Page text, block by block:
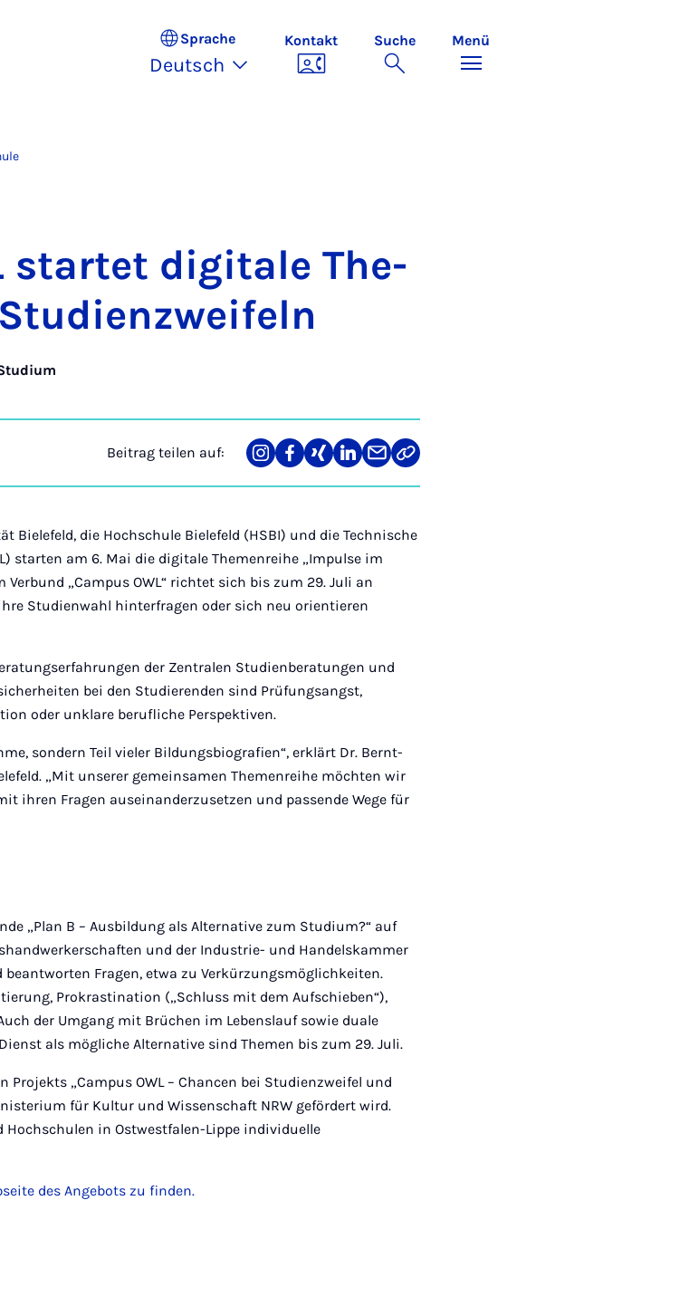
Sprache
Deutsch
Kontakt Suche Menü
star­tet di­gi­ta­le The­
Beitrag teilen auf:
Teilen
auf
Teilen
auf
Teilen
auf
Teilen
auf
Teilen
über
Mail
Link
kopieren
Bielefeld, die Hochschule Bielefeld (HSBI) und die Technische
starten am 6. Mai die digitale Themenreihe „Impulse im
„Campus OWL“ richtet sich bis zum 29. Juli an
Studienwahl hinterfragen oder sich neu orientieren
der Zentralen Studienberatungen und
bei den Studierenden sind Prüfungsangst,
oder unklare berufliche Perspektiven.
sondern Teil vieler Bildungsbiografien“, erklärt Dr. Bernt-
„Mit unserer gemeinsamen Themenreihe möchten wir
ihren Fragen auseinanderzusetzen und passende Wege für
„Plan B – Ausbildung als Alternative zum Studium?“ auf
und der Industrie- und Handelskammer
Fragen, etwa zu Verkürzungsmöglichkeiten.
Prokrastination („Schluss mit dem Aufschieben“),
der Umgang mit Brüchen im Lebenslauf sowie duale
als mögliche Alternative sind Themen bis zum 29. Juli.
Projekts „Campus OWL – Chancen bei Studienzweifel und
für Kultur und Wissenschaft NRW gefördert wird.
in Ostwestfalen-Lippe individuelle
des Angebots zu finden.